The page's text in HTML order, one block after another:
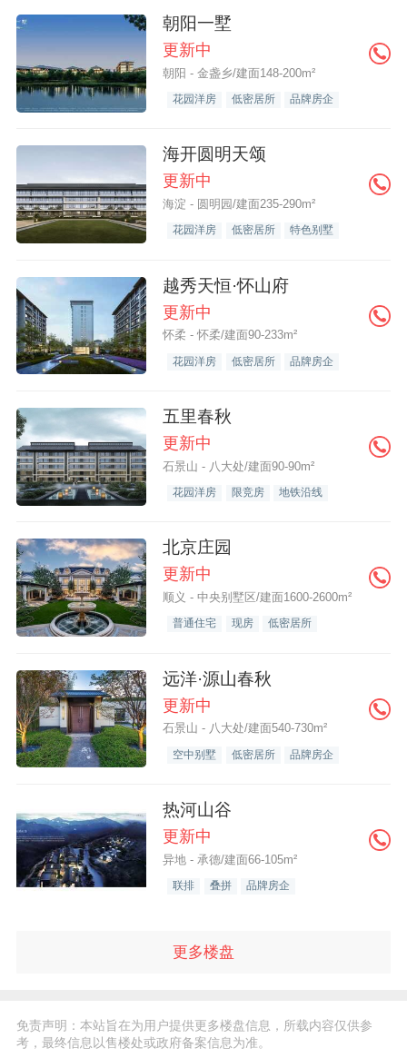
朝阳一墅
更新中
朝阳 - 金盏乡/建面148-200m²
花园洋房 低密居所 品牌房企
海开圆明天颂
更新中
海淀 - 圆明园/建面235-290m²
花园洋房 低密居所 特色别墅
越秀天恒·怀山府
更新中
怀柔 - 怀柔/建面90-233m²
花园洋房 低密居所 品牌房企
五里春秋
更新中
石景山 - 八大处/建面90-90m²
花园洋房 限竞房 地铁沿线
北京庄园
更新中
顺义 - 中央别墅区/建面1600-2600m²
普通住宅 现房 低密居所
远洋·源山春秋
更新中
石景山 - 八大处/建面540-730m²
空中别墅 低密居所 品牌房企
热河山谷
更新中
异地 - 承德/建面66-105m²
联排 叠拼 品牌房企
更多楼盘
免责声明：本站旨在为用户提供更多楼盘信息，所载内容仅供参
考，最终信息以售楼处或政府备案信息为准。